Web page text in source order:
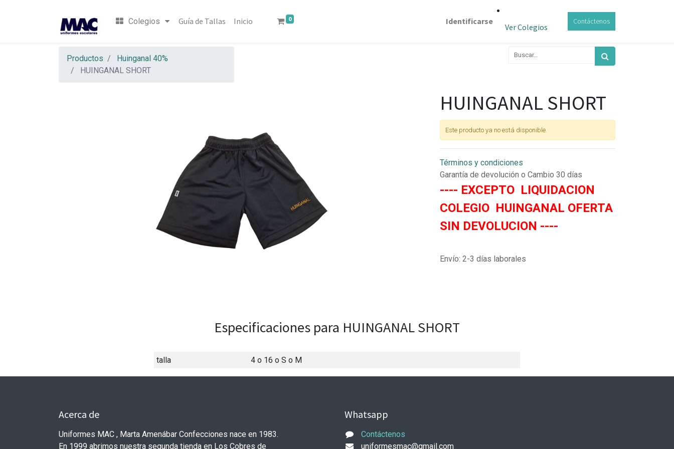
Colegios Guía de Tallas Inicio 0 Identificarse
Ver Colegios
Contáctenos
Productos
Huinganal 40%
HUINGANAL SHORT
HUINGANAL SHORT
Este producto ya no está disponible.
Términos y condiciones
Garantía de devolución o Cambio 30 días
---- EXCEPTO LIQUIDACION
COLEGIO HUINGANAL OFERTA
SIN DEVOLUCION ----
Envío: 2-3 días laborales
Especificaciones para HUINGANAL SHORT
talla 4o 16 o S o M
Acerca de
Uniformes MAC , Marta Amenábar Confecciones nace en 1983.
En 1999 abrimos nuestra segunda tienda en Los Cobres de
Whatsapp
Contáctenos
uniformesmac@gmail.com